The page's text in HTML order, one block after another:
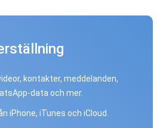
kontakter, meddelanden,
data och mer.
iPhone, iTunes och iCloud.